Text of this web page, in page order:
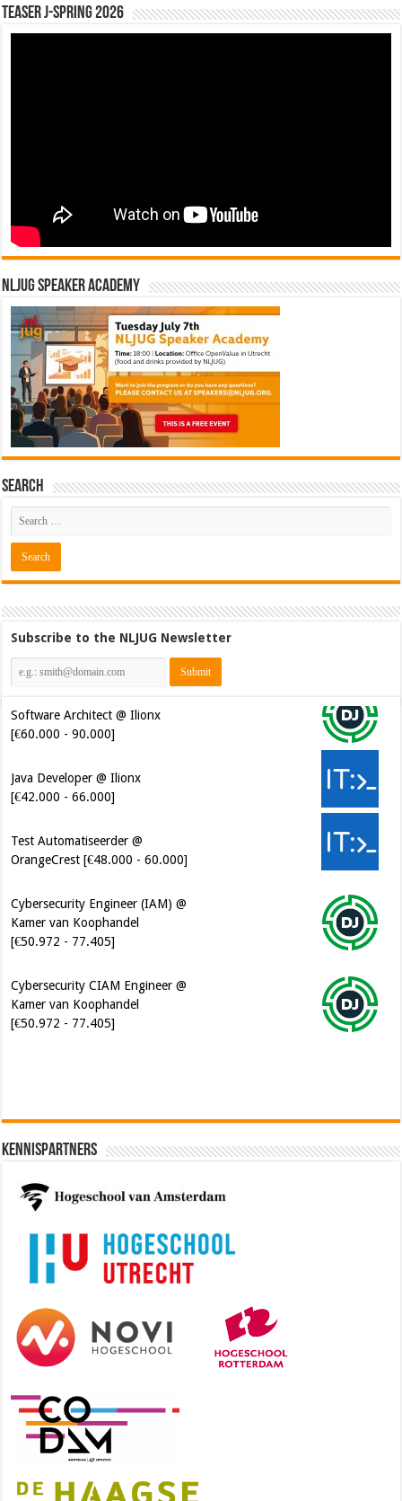
Teaser J-Spring 2026
NLJUG Speaker Academy
Search
Subscribe to the NLJUG Newsletter
Software Architect @ Ilionx
[€60.000 - 90.000]
Java Developer @ Ilionx
[€42.000 - 66.000]
Test Automatiseerder @
OrangeCrest [€48.000 - 60.000]
Cybersecurity Engineer (IAM) @
Kamer van Koophandel
[€50.972 - 77.405]
Cybersecurity CIAM Engineer @
Kamer van Koophandel
[€50.972 - 77.405]
Kennispartners